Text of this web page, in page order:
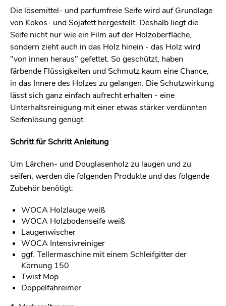
Die lösemittel- und parfumfreie Seife wird auf Grundlage
von Kokos- und Sojafett hergestellt. Deshalb liegt die
Seife nicht nur wie ein Film auf der Holzoberfläche,
sondern zieht auch in das Holz hinein - das Holz wird
"von innen heraus" gefettet. So geschützt, haben
färbende Flüssigkeiten und Schmutz kaum eine Chance,
in das Innere des Holzes zu gelangen. Die Schutzwirkung
lässt sich ganz einfach aufrecht erhalten - eine
Unterhaltsreinigung mit einer etwas stärker verdünnten
Seifenlösung genügt.
Schritt für Schritt Anleitung
Um Lärchen- und Douglasenholz zu laugen und zu
seifen, werden die folgenden Produkte und das folgende
Zubehör benötigt:
WOCA Holzlauge weiß
WOCA Holzbodenseife weiß
Laugenwischer
WOCA Intensivreiniger
ggf. Tellermaschine mit einem Schleifgitter der
Körnung 150
Twist Mop
Doppelfahreimer